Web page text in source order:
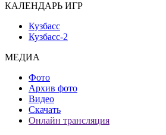
КАЛЕНДАРЬ ИГР
Кузбасс
Кузбасс-2
МЕДИА
Фото
Архив фото
Видео
Скачать
Онлайн трансляция